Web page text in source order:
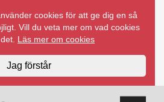
cookies för att ge dig en så
Vill du veta mer om vad cookies
Läs mer om cookies
Jag förstår